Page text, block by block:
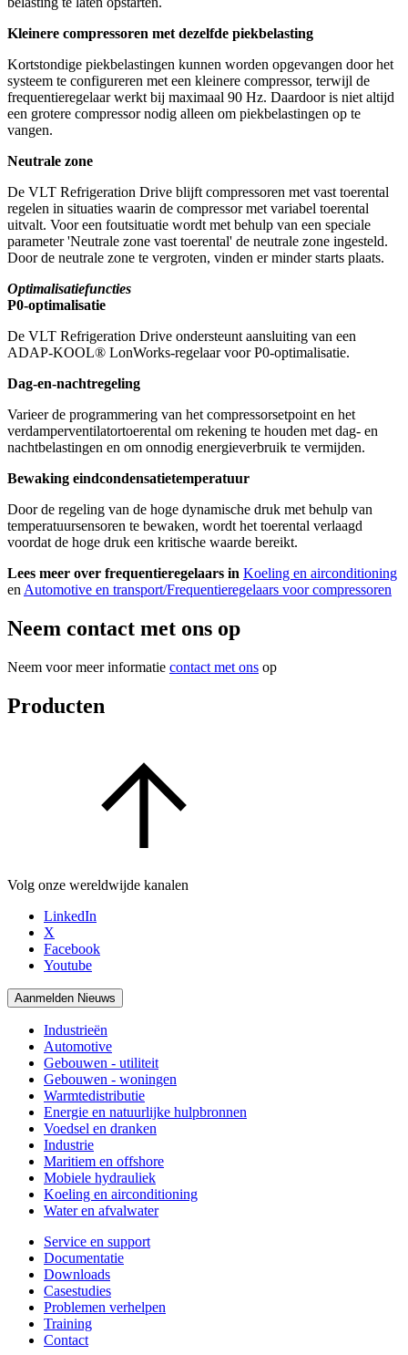
Kleinere compressoren met dezelfde piekbelasting
Kortstondige piekbelastingen kunnen worden opgevangen door het
systeem te configureren met een kleinere compressor, terwijl de
frequentieregelaar werkt bij maximaal 90 Hz. Daardoor is niet altijd
een grotere compressor nodig alleen om piekbelastingen op te
vangen.
Neutrale zone
De VLT Refrigeration Drive blijft compressoren met vast toerental
regelen in situaties waarin de compressor met variabel toerental
uitvalt. Voor een foutsituatie wordt met behulp van een speciale
parameter 'Neutrale zone vast toerental' de neutrale zone ingesteld.
Door de neutrale zone te vergroten, vinden er minder starts plaats.
Optimalisatiefuncties
P0-optimalisatie
De VLT Refrigeration Drive ondersteunt aansluiting van een
ADAP-KOOL® LonWorks-regelaar voor P0-optimalisatie.
Dag-en-nachtregeling
Varieer de programmering van het compressorsetpoint en het
verdamperventilatortoerental om rekening te houden met dag- en
nachtbelastingen en om onnodig energieverbruik te vermijden.
Bewaking eindcondensatietemperatuur
Door de regeling van de hoge dynamische druk met behulp van
temperatuursensoren te bewaken, wordt het toerental verlaagd
voordat de hoge druk een kritische waarde bereikt.
Lees meer over frequentieregelaars in Koeling en airconditioning
en Automotive en transport/Frequentieregelaars voor compressoren
Neem contact met ons op
Neem voor meer informatie contact met ons op
Producten
Volg onze wereldwijde kanalen
LinkedIn
X
Facebook
Youtube
Aanmelden Nieuws
Industrieën
Automotive
Gebouwen - utiliteit
Gebouwen - woningen
Warmtedistributie
Energie en natuurlijke hulpbronnen
Voedsel en dranken
Industrie
Maritiem en offshore
Mobiele hydrauliek
Koeling en airconditioning
Water en afvalwater
Service en support
Documentatie
Downloads
Casestudies
Problemen verhelpen
Training
Contact